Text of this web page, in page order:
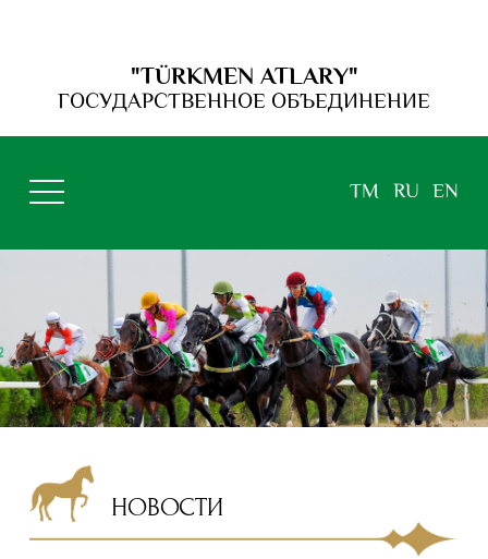
"TÜRKMEN ATLARY"
ГОСУДАРСТВЕННОЕ ОБЪЕДИНЕНИЕ
TM RU EN
НОВОСТИ